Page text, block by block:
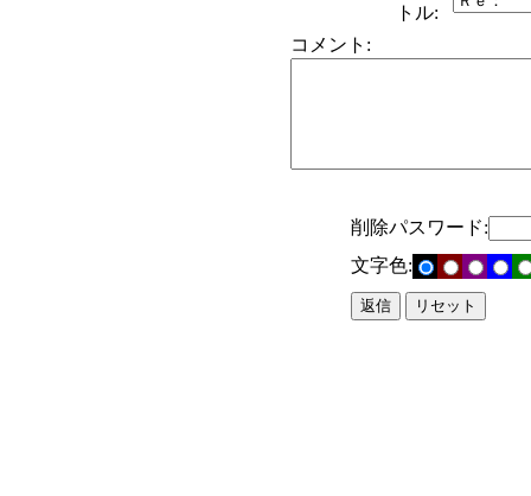
トル:
コメント:
削除パスワード:
文字色: